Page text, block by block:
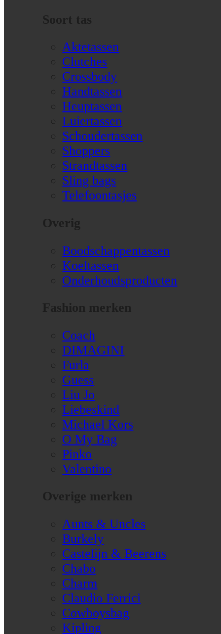
Soort tas
Aktetassen
Clutches
Crossbody
Handtassen
Heuptassen
Luiertassen
Schoudertassen
Shoppers
Strandtassen
Sling bags
Telefoontasjes
Overig
Boodschappentassen
Koeltassen
Onderhoudsproducten
Fashion merken
Coach
DIMAGINI
Furla
Guess
Liu Jo
Liebeskind
Michael Kors
O My Bag
Pinko
Valentino
Overige merken
Aunts & Uncles
Burkely
Castelijn & Beerens
Chabo
Charm
Claudio Ferrici
Cowboysbag
Kipling